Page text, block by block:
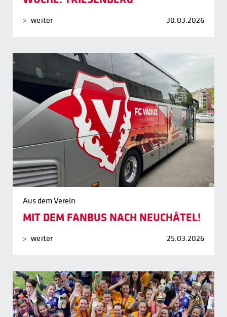
weiter 30.03.2026
Aus dem Verein
MIT DEM FANBUS NACH NEUCHÂTEL!
weiter 25.03.2026